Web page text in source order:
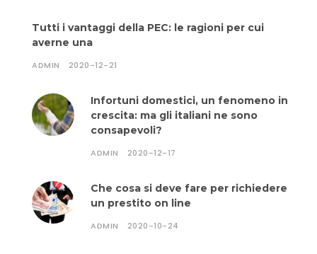
Tutti i vantaggi della PEC: le ragioni per cui
averne una
ADMIN 2020-12-21
Infortuni domestici, un fenomeno in
crescita: ma gli italiani ne sono
consapevoli?
ADMIN 2020-12-17
Che cosa si deve fare per richiedere
un prestito on line
ADMIN 2020-10-24